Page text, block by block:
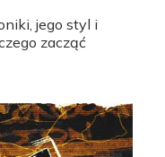
jego styl i
zacząć